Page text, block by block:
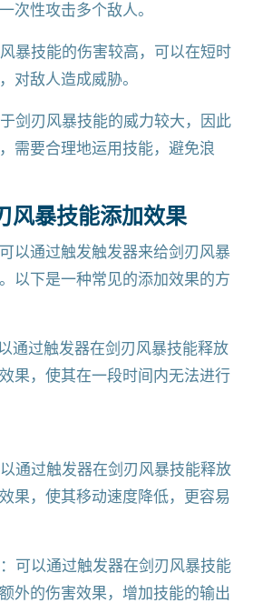
次性攻击多个敌人。
暴技能的伤害较高，可以在短时
对敌人造成威胁。
剑刃风暴技能的威力较大，因此
需要合理地运用技能，避免浪
风暴技能添加效果
以通过触发触发器来给剑刃风暴
以下是一种常见的添加效果的方
通过触发器在剑刃风暴技能释放
果，使其在一段时间内无法进行
通过触发器在剑刃风暴技能释放
果，使其移动速度降低，更容易
可以通过触发器在剑刃风暴技能
外的伤害效果，增加技能的输出